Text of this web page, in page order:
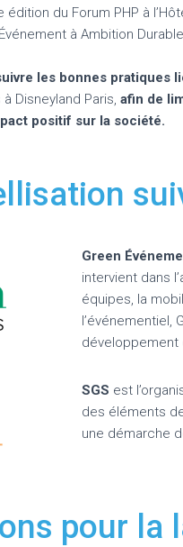
du Forum PHP à
à Ambition
les bonnes pratiques
Disneyland Paris, afin de
positif sur la société.
Green
intervient dans
équipes, la
l’événementiel,
développement
SGS est
des éléments
une démarche
pour la